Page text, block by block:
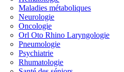
Maladies métaboliques
Neurologie
Oncologie
Orl Oto Rhino Laryngologie
Pneumologie
Psychiatrie
Rhumatologie